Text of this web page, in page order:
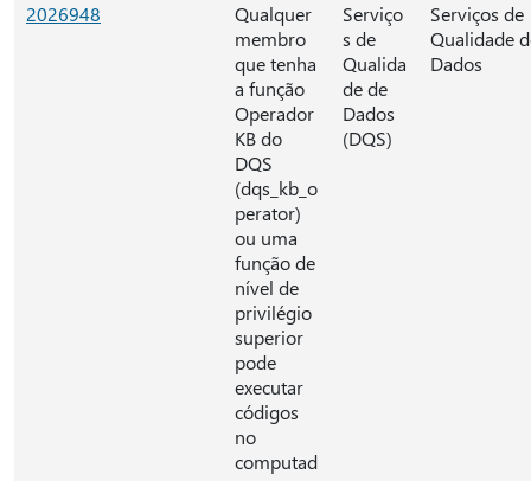
2026948
Qualquer
membro
que tenha
a função
Operador
KB do
DQS
(dqs_kb_o
perator)
ou uma
função de
nível de
privilégio
superior
pode
executar
códigos
no
computad
Serviço
s de
Qualida
de de
Dados
(DQS)
Serviços de
Qualidade
Dados